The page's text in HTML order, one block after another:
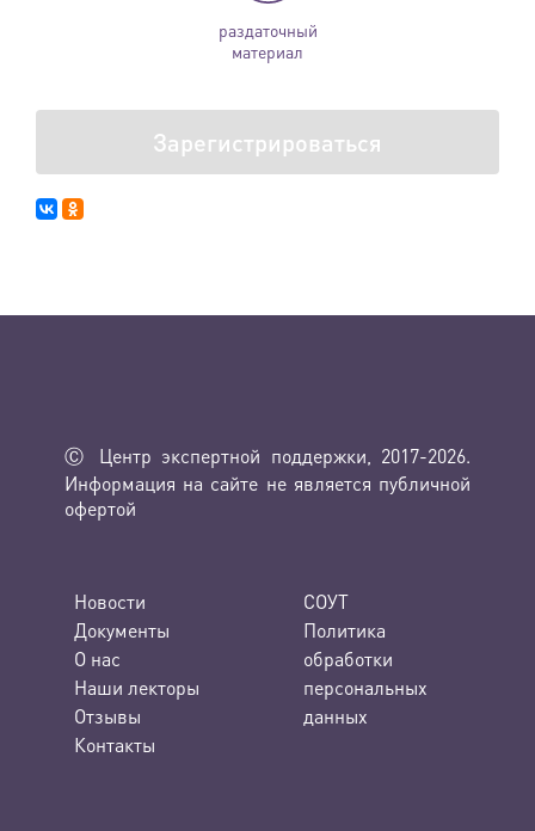
раздаточный
материал
Зарегистрироваться
Ⓒ Центр экспертной поддержки, 2017-2026.
Информация на сайте не является публичной
офертой
Новости
Документы
О нас
Наши лекторы
Отзывы
Контакты
СОУТ
Политика
обработки
персональных
данных